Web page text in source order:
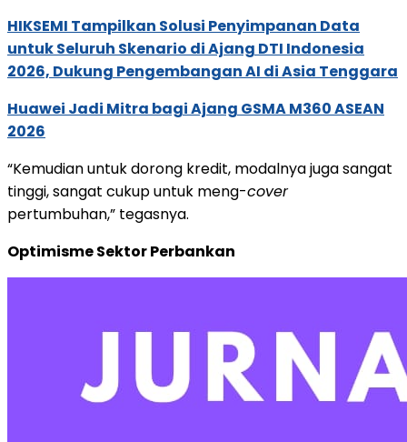
HIKSEMI Tampilkan Solusi Penyimpanan Data
untuk Seluruh Skenario di Ajang DTI Indonesia
2026, Dukung Pengembangan AI di Asia Tenggara
Huawei Jadi Mitra bagi Ajang GSMA M360 ASEAN
2026
“Kemudian untuk dorong kredit, modalnya juga sangat
tinggi, sangat cukup untuk meng-cover
pertumbuhan,” tegasnya.
Optimisme Sektor Perbankan